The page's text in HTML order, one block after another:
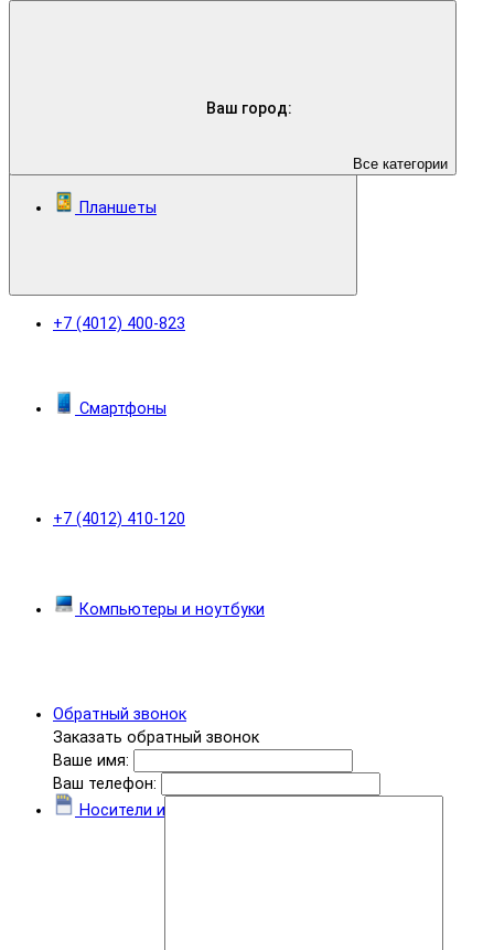
Ваш город:
+7 (4012) 400-823
+7 (4012) 410-120
Обратный звонок
Заказать обратный звонок
Ваше имя:
Ваш телефон:
Все категории
Планшеты
Смартфоны
Компьютеры и ноутбуки
Носители информации